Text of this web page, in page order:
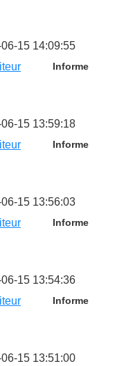
15 14:09:55
Informe
15 13:59:18
Informe
15 13:56:03
Informe
15 13:54:36
Informe
15 13:51:00